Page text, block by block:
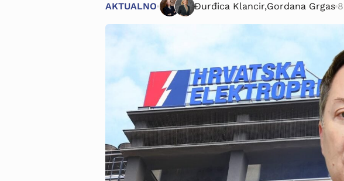
AKTUALNO Đurđica Klancir,Gordana Grgas